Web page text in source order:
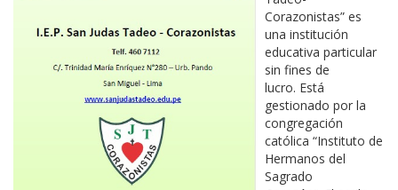
Corazonistas” es
una institución
educativa particular
sin fines de
lucro. Está
gestionado por la
congregación
católica “Instituto de
Hermanos del
Sagrado